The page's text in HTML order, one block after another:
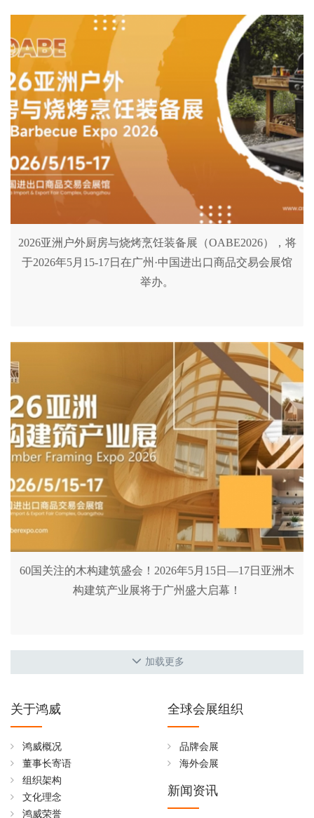
2026亚洲户外厨房与烧烤烹饪装备展（OABE2026），将
于2026年5月15-17日在广州·中国进出口商品交易会展馆
举办。
60国关注的木构建筑盛会！2026年5月15日—17日亚洲木
构建筑产业展将于广州盛大启幕！
加载更多
关于鸿威
鸿威概况
董事长寄语
组织架构
文化理念
鸿威荣誉
全球会展组织
品牌会展
海外会展
新闻资讯